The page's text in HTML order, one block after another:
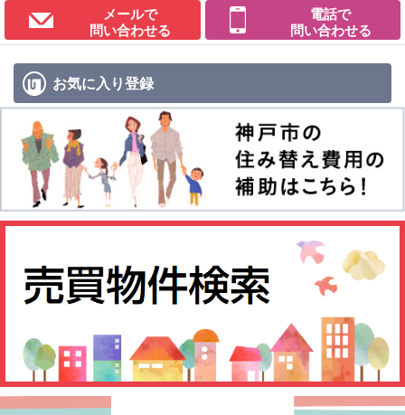
メールで
問い合わせる
電話で
問い合わせる
お気に入り登録